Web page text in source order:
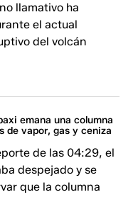
llamativo ha
el actual
del volcán
emana una columna
de vapor, gas y ceniza
de las 04:29, el
despejado y se
que la columna